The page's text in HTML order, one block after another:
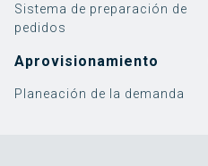
Sistema de preparación de
pedidos
Aprovisionamiento
Planeación de la demanda